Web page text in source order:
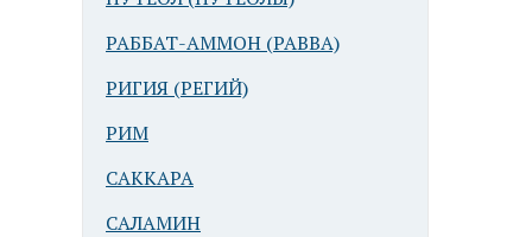
РАББАТ-АММОН (РАВВА)
РИГИЯ (РЕГИЙ)
РИМ
САККАРА
САЛАМИН